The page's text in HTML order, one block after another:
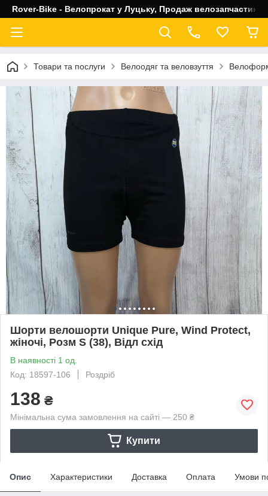
Rover-Bike - Велопрокат у Луцьку, Продаж велозапчастин,
Товари та послуги Велоодяг та веловзуття
Шорти велошорти Unique Pure, Wind Protect,
жіночі, Розм S (38), Відл схід
В наявності 1 од.
Код: 18597-106
Роздріб
138 ₴
Мінімальна сума замовлення на сайті — 250 ₴
Купити
Опис Характеристики Доставка Оплата Умови